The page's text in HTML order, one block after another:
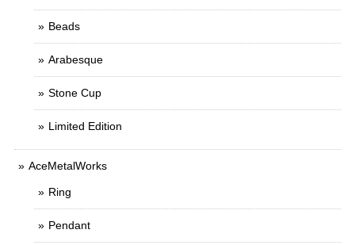
Beads
Arabesque
Stone Cup
Limited Edition
AceMetalWorks
Ring
Pendant